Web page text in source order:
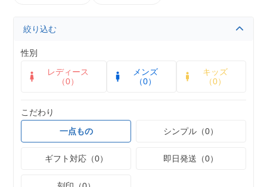
絞り込む
性別
レディース
（0）
メンズ
（0）
キッズ
（0）
こだわり
一点もの
シンプル（0）
ギフト対応（0） 即日発送（0）